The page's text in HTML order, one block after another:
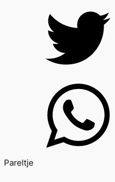
Pareltje